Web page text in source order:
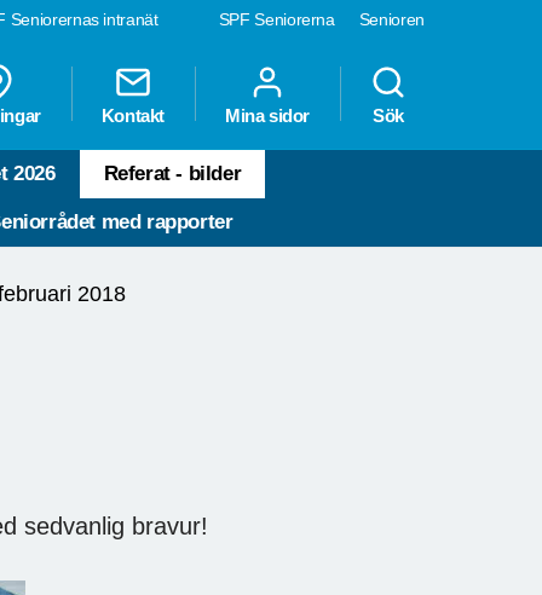
SPF Seniorerna Senioren
Seniorernas intranät
Kontakt Mina sidor Sök
2026 Referat - bilder
med rapporter
2018
sedvanlig bravur!